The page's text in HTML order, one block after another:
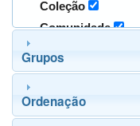
Coleção
Comunidade
Grupos
Ordenação